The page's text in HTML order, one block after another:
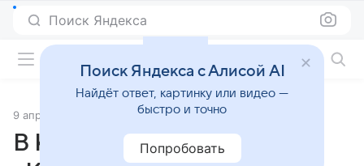
Поиск Яндекса
9 апреля 2014 Источник:Кино Mail
В Киеве начал работу
Поиск Яндекса с Алисой AI
Найдёт ответ, картинку или видео —
быстро и точно
Попробовать